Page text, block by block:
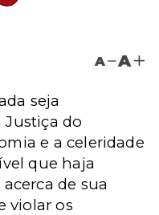
A A
seja
do
e a celeridade
que haja
de sua
violar os